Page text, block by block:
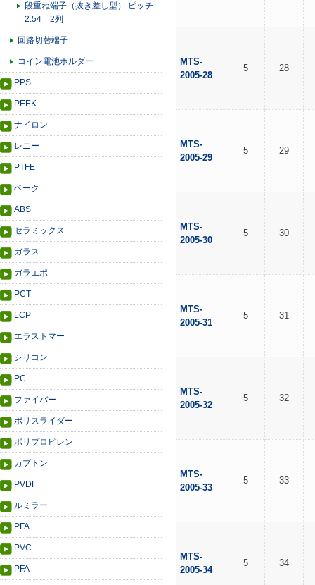
段重ね端子（抜き差し型） ピッチ
2.54 2列
回路切替端子
コイン電池ホルダー
PPS
PEEK
ナイロン
レニー
PTFE
ベーク
ABS
セラミックス
ガラス
ガラエポ
PCT
LCP
エラストマー
シリコン
PC
ファイバー
ポリスライダー
ポリプロピレン
カプトン
PVDF
ルミラー
PFA
PVC
PFA
MTS-
2005-28
5 28
MTS-
2005-29
5 29
MTS-
2005-30
5 30
MTS-
2005-31
5 31
MTS-
2005-32
5 32
MTS-
2005-33
5 33
MTS-
2005-34
5 34